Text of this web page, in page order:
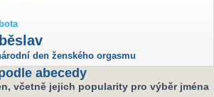
den ženského orgasmu
abecedy
včetně jejich popularity pro výběr jména